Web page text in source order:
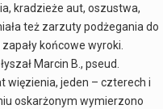
kradzieże aut, oszustwa,
też zarzuty podżegania do
końcowe wyroki.
Marcin B., pseud.
więzienia, jeden – czterech i
oskarżonym wymierzono